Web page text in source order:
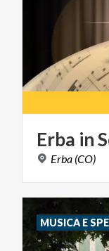
Erba in
Erba (CO)
MUSICA E